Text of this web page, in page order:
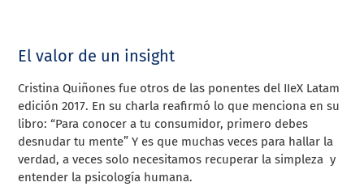
El valor de un insight
Cristina Quiñones fue otros de las ponentes del IIeX Latam
edición 2017. En su charla reafirmó lo que menciona en su
libro: “Para conocer a tu consumidor, primero debes
desnudar tu mente” Y es que muchas veces para hallar la
verdad, a veces solo necesitamos recuperar la simpleza y
entender la psicología humana.